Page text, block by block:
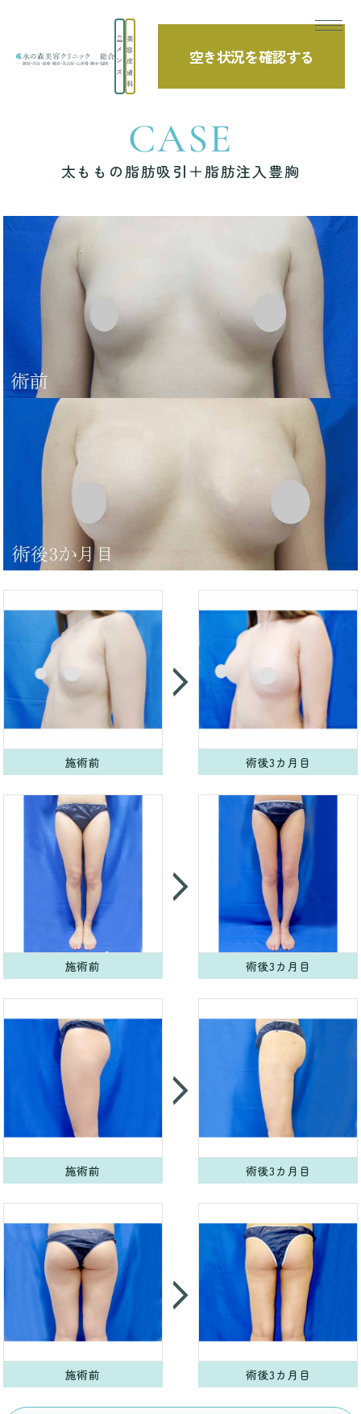
メ
ン
ズ
美
容
皮
膚
科
空き状況を確認する
TOP 症例写真 太ももの脂肪吸引＋脂肪注入豊胸
CASE
太ももの脂肪吸引＋脂肪注入豊胸
施術前 術後3カ月目
施術前 術後3カ月目
施術前 術後3カ月目
施術前 術後3カ月目